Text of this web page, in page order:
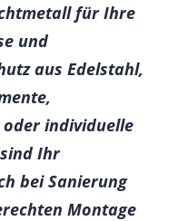
für Ihre
und
aus Edelstahl,
individuelle
Ihr
bei Sanierung
Montage